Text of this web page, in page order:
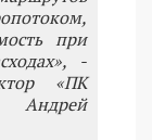
при
-
«ПК
Андрей